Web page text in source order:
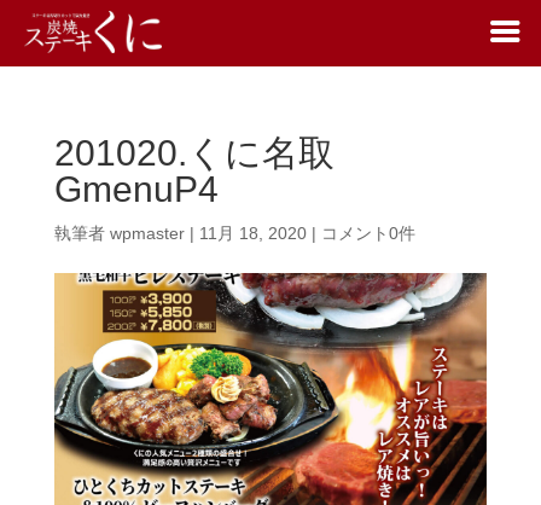
201020.くに名取
GmenuP4
執筆者 wpmaster| 11月 18, 2020| コメント0件